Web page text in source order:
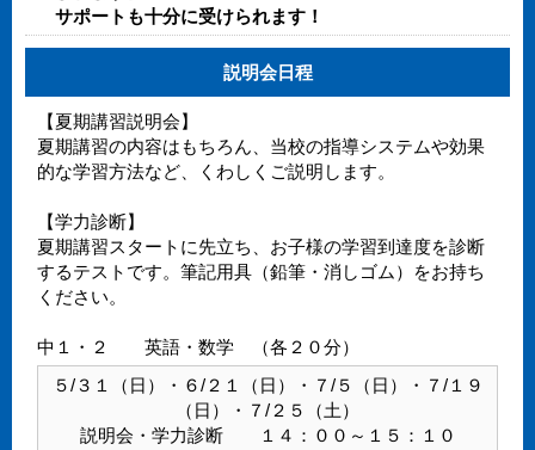
サポートも十分に受けられます！
説明会日程
【夏期講習説明会】
夏期講習の内容はもちろん、当校の指導システムや効果
的な学習方法など、くわしくご説明します。
【学力診断】
夏期講習スタートに先立ち、お子様の学習到達度を診断
するテストです。筆記用具（鉛筆・消しゴム）をお持ち
ください。
中１・２ 英語・数学 （各２０分）
５/３１（日）・６/２１（日）・７/５（日）・７/１９
（日）・７/２５（土）
説明会・学力診断 １４：００～１５：１０